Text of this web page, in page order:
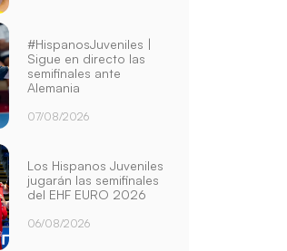
#HispanosJuveniles |
Sigue en directo las
semifinales ante
Alemania
07/08/2026
Los Hispanos Juveniles
jugarán las semifinales
del EHF EURO 2026
06/08/2026